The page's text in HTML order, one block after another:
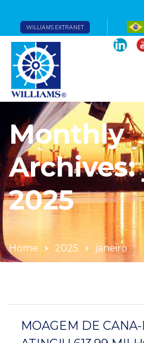
WILLIAMS EXTRANET
Monthly
2025
Home 2025 janeiro
MOAGEM DE